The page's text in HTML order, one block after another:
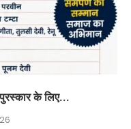
पुरस्कार के लिए...